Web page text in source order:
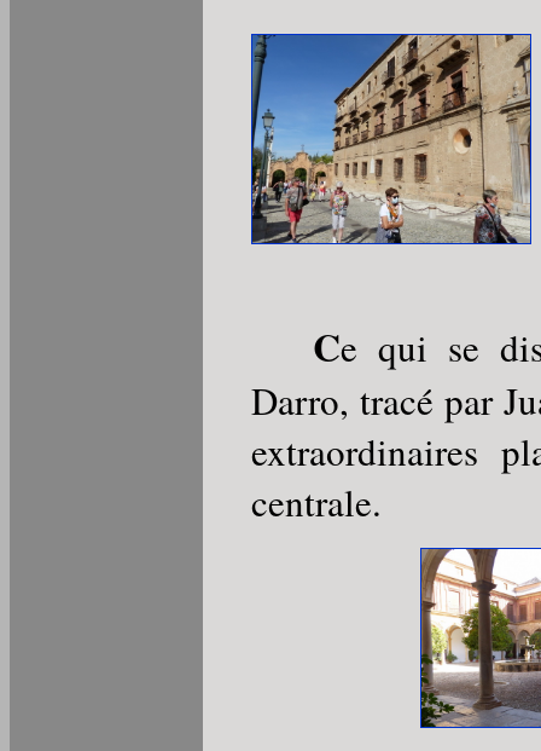
Ce qui se
Darro, tracé par
extraordinaires
centrale.